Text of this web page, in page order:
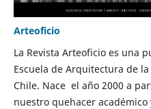
Arteoficio
La Revista Arteoficio es una
Escuela de Arquitectura de
Chile. Nace el año 2000 a
nuestro quehacer